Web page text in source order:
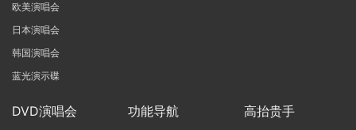
欧美演唱会
日本演唱会
韩国演唱会
蓝光演示碟
DVD演唱会 功能导航 高抬贵手